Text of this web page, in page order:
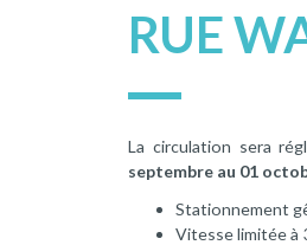
RUE
La circulation sera
septembre au 01
Stationnement
Vitesse limitée à